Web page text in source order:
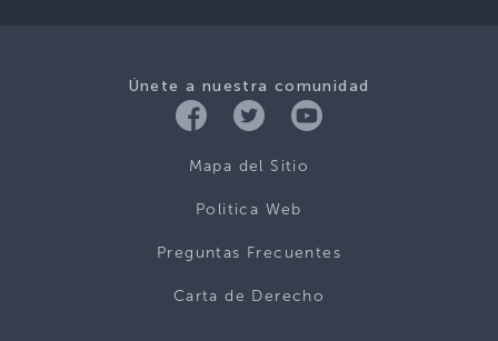
Únete a nuestra comunidad
Mapa del Sitio
Politica Web
Preguntas Frecuentes
Carta de Derecho